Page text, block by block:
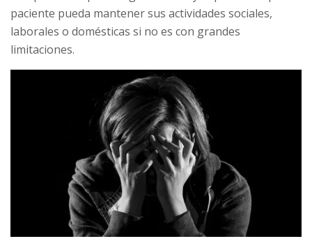
paciente pueda mantener sus actividades sociales,
laborales o domésticas si no es con grandes
limitaciones.